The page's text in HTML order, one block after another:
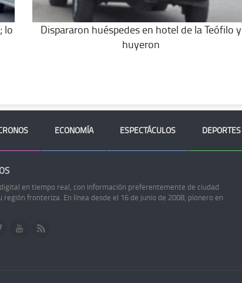
lo
Dispararon huéspedes en hotel de la Teófilo y
huyeron
ECONOMÍA ESPECTÁCULOS DEPORTES
en tiempo real, con información preferentemente de ciudad
región fronteriza. En línea desde el 16 de junio de 2008, pionero en